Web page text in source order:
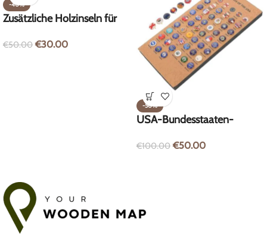
-40%
Zusätzliche Holzinseln für
€50.00 €30.00
-50%
USA-Bundesstaaten-
€100.00 €50.00